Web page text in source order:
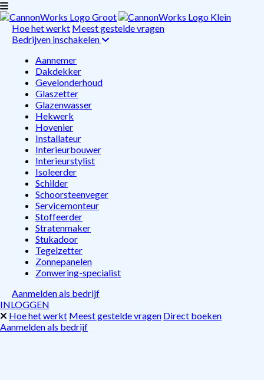
Hoe het werkt Meest gestelde vragen
Bedrijven inschakelen
Aannemer
Dakdekker
Gevelonderhoud
Glaszetter
Glazenwasser
Hekwerk
Hovenier
Installateur
Interieurbouwer
Interieurstylist
Isoleerder
Schilder
Schoorsteenveger
Servicemonteur
Stoffeerder
Stratenmaker
Stukadoor
Tegelzetter
Zonnepanelen
Zonwering-specialist
Aanmelden als bedrijf
INLOGGEN
Hoe het werkt Meest gestelde vragen Direct boeken
Aanmelden als bedrijf